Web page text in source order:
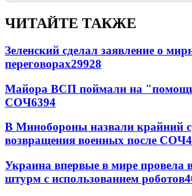
ЧИТАЙТЕ ТАКЖЕ
Зеленский сделал заявление о
переговорах29928
Майора ВСП поймали на
СОЧ6394
В Минобороны назвали крайний
возвращения военных после СОЧ
Украина впервые в мире провела
штурм с использованием роботов